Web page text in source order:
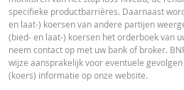
Referentiekoers
Financieringsniveau
Stop loss-niveau
6.748,7063
Essentiële
FINANCIEEL OVERZICHT
specifieke productbarrières. Daarnaast
en laat-) koersen van andere partijen
(bied- en laat-) koersen het orderboek van
neem contact op met uw bank of broker.
wijze aansprakelijk voor eventuele
(koers) informatie op onze website.